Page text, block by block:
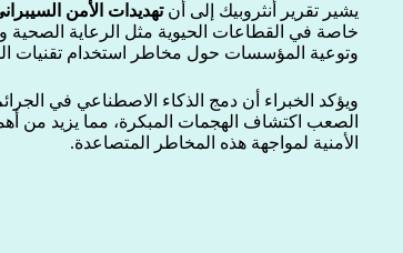
يشير تقرير أنثروبيك إلى أنتهديدات الأمن
خاصة في القطاعات الحيوية مثل الرعاية الصحية
وتوعية المؤسسات حول مخاطر استخدام تقنيات
ويؤكد الخبراء أن دمج الذكاء الاصطناعي في
الصعب اكتشاف الهجمات المبكرة، مما يزيد من
الأمنية لمواجهة هذه المخاطر المتصاعدة.